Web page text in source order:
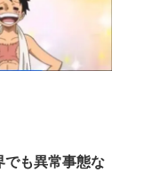
でも異常事態な